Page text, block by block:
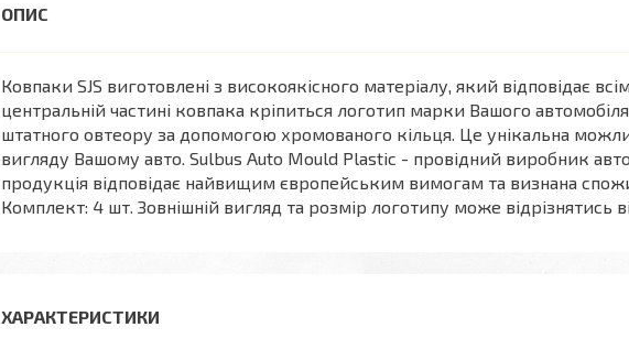
Ковпаки SJS виготовлені з високоякісного матеріалу, який відповідає
центральній частині ковпака кріпиться логотип марки Вашого
штатного овтеору за допомогою хромованого кільця. Це унікальна
вигляду Вашому авто. Sulbus Auto Mould Plastic - провідний виробник
продукція відповідає найвищим європейським вимогам та визнана
Комплект: 4 шт. Зовнішній вигляд та розмір логотипу може відрізнятись
ХАРАКТЕРИСТИКИ